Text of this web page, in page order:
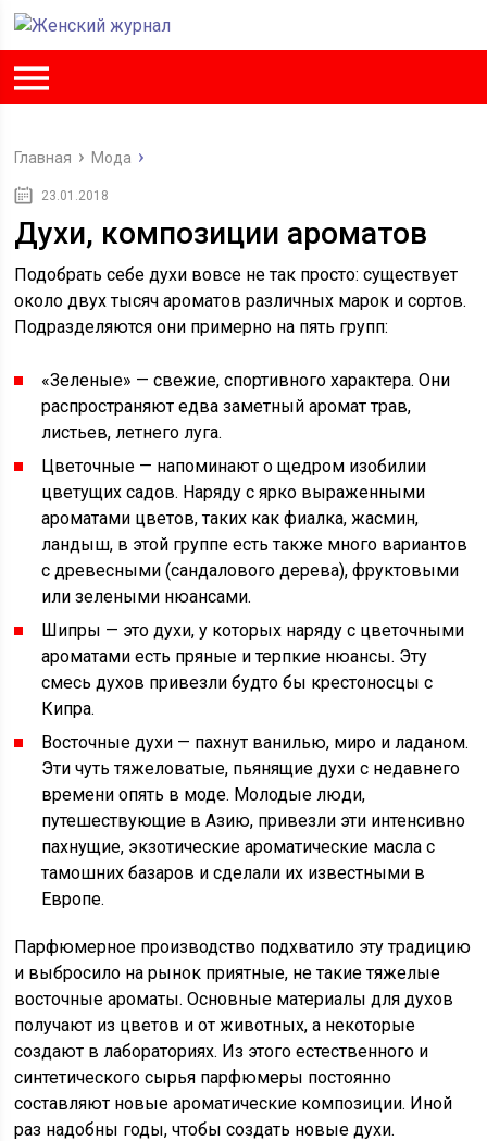
Главная Мода
23.01.2018
Духи, композиции ароматов
Подобрать себе духи вовсе не так просто: существует
около двух тысяч ароматов различных марок и сортов.
Подразделяются они примерно на пять групп:
«Зеленые» — свежие, спортивного характера. Они
распространяют едва заметный аромат трав,
листьев, летнего луга.
Цветочные — напоминают о щедром изобилии
цветущих садов. Наряду с ярко выраженными
ароматами цветов, таких как фиалка, жасмин,
ландыш, в этой группе есть также много вариантов
с древесными (сандалового дерева), фруктовыми
или зелеными нюансами.
Шипры — это духи, у которых наряду с цветочными
ароматами есть пряные и терпкие нюансы. Эту
смесь духов привезли будто бы крестоносцы с
Кипра.
Восточные духи — пахнут ванилью, миро и ладаном.
Эти чуть тяжеловатые, пьянящие духи с недавнего
времени опять в моде. Молодые люди,
путешествующие в Азию, привезли эти интенсивно
пахнущие, экзотические ароматические масла с
тамошних базаров и сделали их известными в
Европе.
Парфюмерное производство подхватило эту традицию
и выбросило на рынок приятные, не такие тяжелые
восточные ароматы. Основные материалы для духов
получают из цветов и от животных, а некоторые
создают в лабораториях. Из этого естественного и
синтетического сырья парфюмеры постоянно
составляют новые ароматические композиции. Иной
раз надобны годы, чтобы создать новые духи.